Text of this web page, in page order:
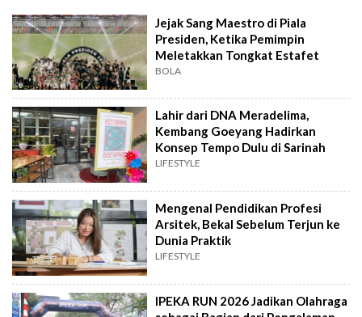
Jejak Sang Maestro di Piala
Presiden, Ketika Pemimpin
Meletakkan Tongkat Estafet
BOLA
Lahir dari DNA Meradelima,
Kembang Goeyang Hadirkan
Konsep Tempo Dulu di Sarinah
LIFESTYLE
Mengenal Pendidikan Profesi
Arsitek, Bekal Sebelum Terjun ke
Dunia Praktik
LIFESTYLE
IPEKA RUN 2026 Jadikan Olahraga